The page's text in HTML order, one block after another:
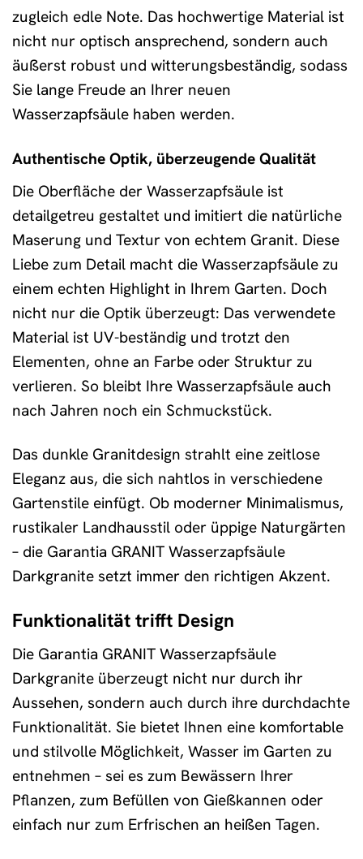
zugleich edle Note. Das hochwertige Material ist
nicht nur optisch ansprechend, sondern auch
äußerst robust und witterungsbeständig, sodass
Sie lange Freude an Ihrer neuen
Wasserzapfsäule haben werden.
Authentische Optik, überzeugende Qualität
Die Oberfläche der Wasserzapfsäule ist
detailgetreu gestaltet und imitiert die natürliche
Maserung und Textur von echtem Granit. Diese
Liebe zum Detail macht die Wasserzapfsäule zu
einem echten Highlight in Ihrem Garten. Doch
nicht nur die Optik überzeugt: Das verwendete
Material ist UV-beständig und trotzt den
Elementen, ohne an Farbe oder Struktur zu
verlieren. So bleibt Ihre Wasserzapfsäule auch
nach Jahren noch ein Schmuckstück.
Das dunkle Granitdesign strahlt eine zeitlose
Eleganz aus, die sich nahtlos in verschiedene
Gartenstile einfügt. Ob moderner Minimalismus,
rustikaler Landhausstil oder üppige Naturgärten
– die Garantia GRANIT Wasserzapfsäule
Darkgranite setzt immer den richtigen Akzent.
Funktionalität trifft Design
Die Garantia GRANIT Wasserzapfsäule
Darkgranite überzeugt nicht nur durch ihr
Aussehen, sondern auch durch ihre durchdachte
Funktionalität. Sie bietet Ihnen eine komfortable
und stilvolle Möglichkeit, Wasser im Garten zu
entnehmen – sei es zum Bewässern Ihrer
Pflanzen, zum Befüllen von Gießkannen oder
einfach nur zum Erfrischen an heißen Tagen.